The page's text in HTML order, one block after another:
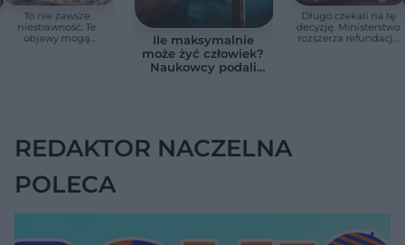
To nie zawsze
niestrawność. Te
objawy mogą
Ile maksymalnie
może żyć człowiek?
Naukowcy podali
Długo czekali na tę
decyzję. Ministerstwo
rozszerza refundację
REDAKTOR NACZELNA
POLECA